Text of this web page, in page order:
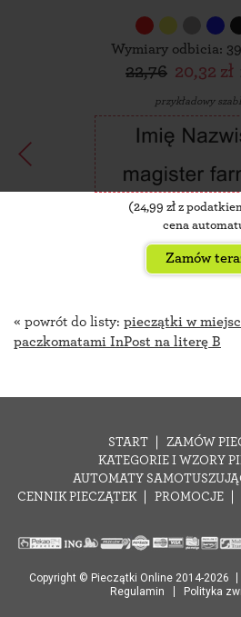
Wymiary odbicia:
22,76 20,32 zł
przykładowy
(24,99 zł z
cena
Zamów
« powrót do listy: pieczątki w
paczkomatami InPost na literę B
START
ZAMÓW
KATEGORIE I WZORY
AUTOMATY
CENNIK PIECZĄTEK
PROMOCJE
Copyright © Pieczątki Online 2014-2026
Regulamin
Polityka